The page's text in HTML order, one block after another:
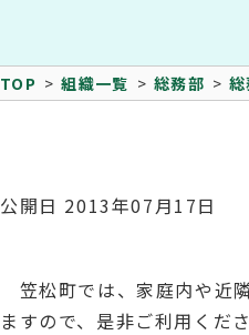
TOP 組織一覧 総務部
公開日 2013年07月17日
笠松町では、家庭内や近
ますので、是非ご利用くださ